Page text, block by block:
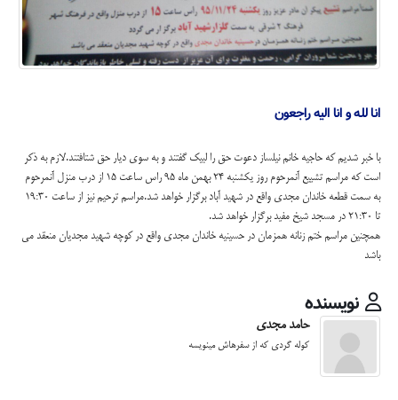
انا لله و انا الیه راجعون
با خبر شدیم که حاجیه خانم نیلساز دعوت حق را لبیک گفتند و به سوی دیار حق شتافتند.لازم به ذکر
است که مراسم تشییع آنمرحوم روز یکشنبه ۲۴ بهمن ماه ۹۵ راس ساعت ۱۵ از درب منزل آنمرحوم
به سمت قطعه خاندان مجدی واقع در شهید آباد برگزار خواهد شد.مراسم ترحیم نیز از ساعت ۱۹:۳۰
تا ۲۱:۳۰ در مسجد شیخ مفید برگزار خواهد شد.
همچنین مراسم ختم زنانه همزمان در حسینیه خاندان مجدی واقع در کوچه شهید مجدیان منعقد می
باشد
نویسنده
حامد مجدی
کوله گردی که از سفرهاش مینویسه